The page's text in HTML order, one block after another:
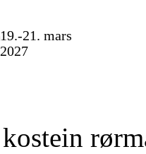
19.-21. mars
2027
kostein